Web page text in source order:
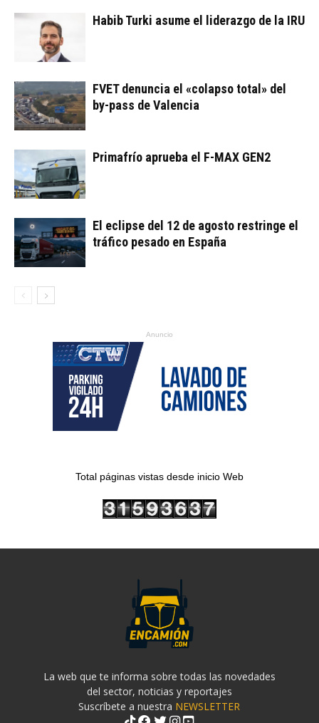
Habib Turki asume el liderazgo de la IRU
FVET denuncia el «colapso total» del
by-pass de Valencia
Primafrío aprueba el F-MAX GEN2
El eclipse del 12 de agosto restringe el
tráfico pesado en España
Anuncio
Total páginas vistas desde inicio Web
La web que te informa sobre todas las novedades
del sector, noticias y reportajes
Suscríbete a nuestra NEWSLETTER